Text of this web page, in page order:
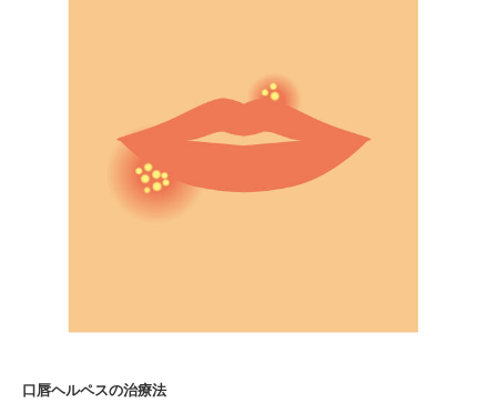
口唇ヘルペスの治療法